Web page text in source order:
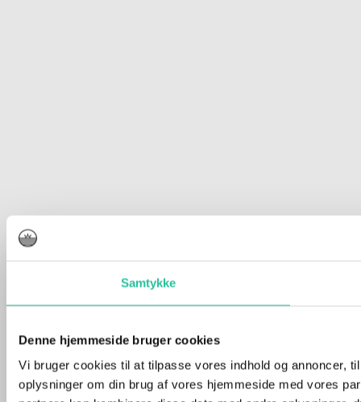
Samtykke
Denne hjemmeside bruger cookies
Vi bruger cookies til at tilpasse vores indhold og annoncer,
oplysninger om din brug af vores hjemmeside med vores